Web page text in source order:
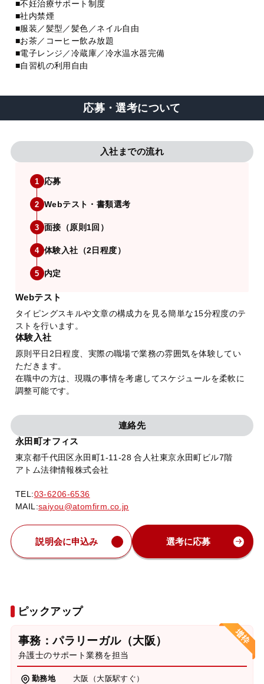
■不妊治療サポート制度
■社内禁煙
■服装／髪型／髪色／ネイル自由
■お茶／コーヒー飲み放題
■電子レンジ／冷蔵庫／冷水温水器完備
■自習机の利用自由
応募・選考について
入社までの流れ
1 応募
2 Webテスト・書類選考
3 面接（原則1回）
4 体験入社（2日程度）
5 内定
Webテスト
タイピングスキルや文章の構成力を見る簡単な15分程度のテ
ストを行います。
体験入社
原則平日2日程度、実際の職場で業務の雰囲気を体験してい
ただきます。
在職中の方は、現職の事情を考慮してスケジュールを柔軟に
調整可能です。
連絡先
永田町オフィス
東京都千代田区永田町1-11-28 合人社東京永田町ビル7階
アトム法律情報株式会社
TEL:03-6206-6536
MAIL:saiyou@atomfirm.co.jp
説明会に申込み 選考に応募
ピックアップ
事務：パラリーガル（大阪）
弁護士のサポート業務を担当
勤務地
大阪（大阪駅すぐ）